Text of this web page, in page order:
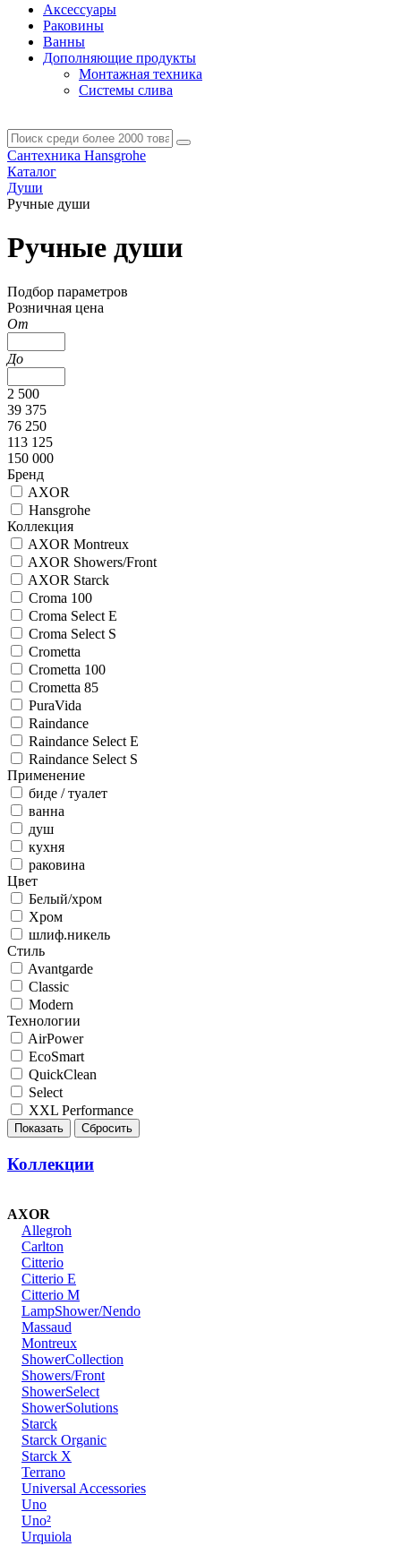
Аксессуары
Раковины
Ванны
Дополняющие продукты
Монтажная техника
Системы слива
Сантехника Hansgrohe
Каталог
Души
Ручные души
Ручные души
Подбор параметров
Розничная цена
От
До
2 500
39 375
76 250
113 125
150 000
Бренд
AXOR
Hansgrohe
Коллекция
AXOR Montreux
AXOR Showers/Front
AXOR Starck
Croma 100
Croma Select E
Croma Select S
Crometta
Crometta 100
Crometta 85
PuraVida
Raindance
Raindance Select E
Raindance Select S
Применение
биде / туалет
ванна
душ
кухня
раковина
Цвет
Белый/хром
Хром
шлиф.никель
Стиль
Avantgarde
Classic
Modern
Технологии
AirPower
EcoSmart
QuickClean
Select
XXL Performance
Коллекции
AXOR
Allegroh
Carlton
Citterio
Citterio E
Citterio M
LampShower/Nendo
Massaud
Montreux
ShowerCollection
Showers/Front
ShowerSelect
ShowerSolutions
Starck
Starck Organic
Starck X
Terrano
Universal Accessories
Uno
Uno²
Urquiola